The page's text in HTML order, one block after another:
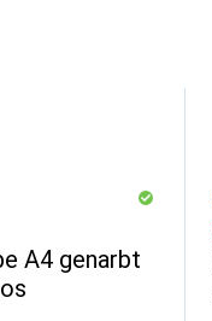
A4 genarbt